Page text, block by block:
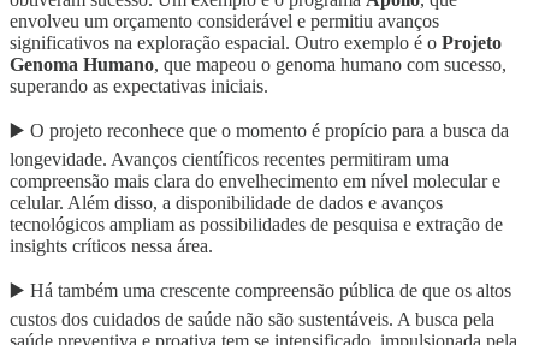
envolveu um orçamento considerável e permitiu avanços
significativos na exploração espacial. Outro exemplo é o Projeto
Genoma Humano, que mapeou o genoma humano com sucesso,
superando as expectativas iniciais.
▶️ O projeto reconhece que o momento é propício para a busca da
longevidade. Avanços científicos recentes permitiram uma
compreensão mais clara do envelhecimento em nível molecular e
celular. Além disso, a disponibilidade de dados e avanços
tecnológicos ampliam as possibilidades de pesquisa e extração de
insights críticos nessa área.
▶️ Há também uma crescente compreensão pública de que os altos
custos dos cuidados de saúde não são sustentáveis. A busca pela